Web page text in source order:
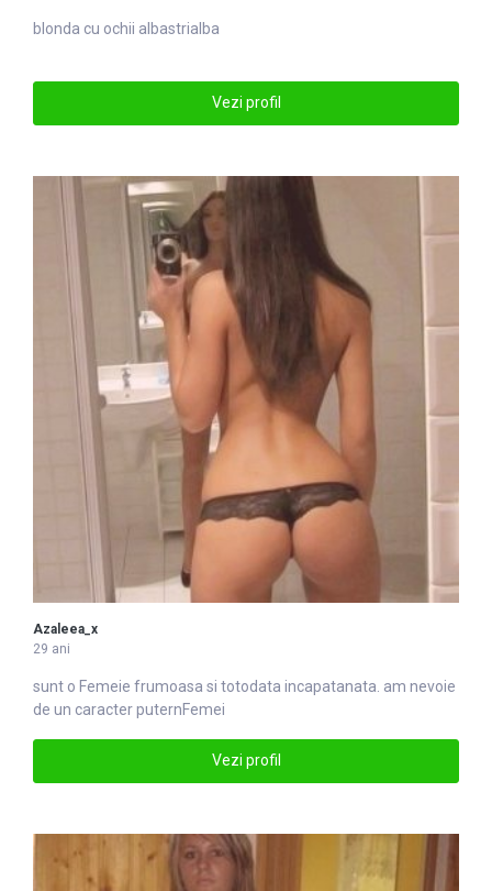
blonda cu ochii albastrialba
Vezi profil
Azaleea_x
29 ani
sunt o Femeie frumoasa si totodata incapatanata. am nevoie
de un caracter puternFemei
Vezi profil